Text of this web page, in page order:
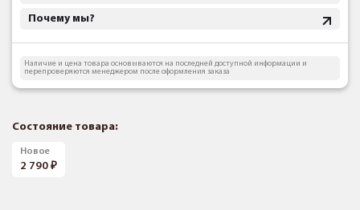
Почему мы?
Наличие и цена товара основываются на последней доступной информации и
перепроверяются менеджером после оформления заказа
Состояние товара:
Новое
2 790